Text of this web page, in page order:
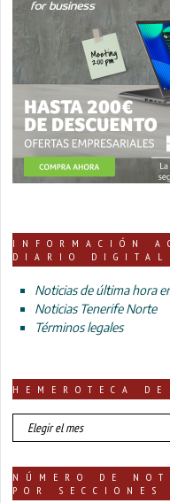
INFORMACIÓN
DIARIO DIGITAL
Noticias de última hora
Noticias Tenerife Norte
Términos legales
HEMEROTECA
HEMEROTECA
DE
NÚMERO DE
POR SECCIONES